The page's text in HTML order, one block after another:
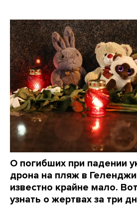
О погибших при падении
дрона на пляж в
известно крайне мало.
узнать о жертвах за три